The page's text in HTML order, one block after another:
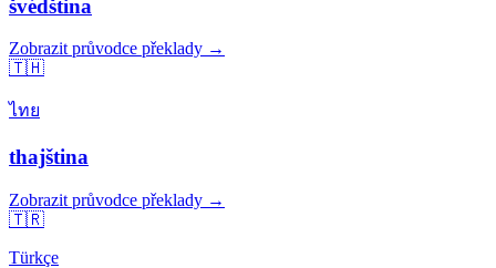
švédština
Zobrazit průvodce překlady →
🇹🇭
ไทย
thajština
Zobrazit průvodce překlady →
🇹🇷
Türkçe